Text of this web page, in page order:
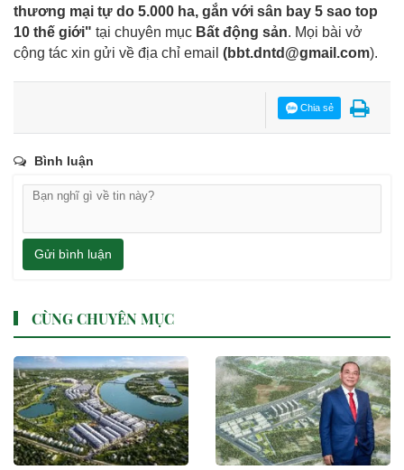
thương mại tự do 5.000 ha, gắn với sân bay 5 sao top
10 thế giới" tại chuyên mục Bất động sản. Mọi bài vở
cộng tác xin gửi về địa chỉ email (bbt.dntd@gmail.com).
Chia sẻ
Bình luận
Gửi bình luận
CÙNG CHUYÊN MỤC